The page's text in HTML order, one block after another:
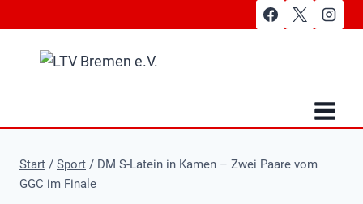
Inhalt
springen
Start / Sport / DM S-Latein in Kamen – Zwei Paare vom
GGC im Finale